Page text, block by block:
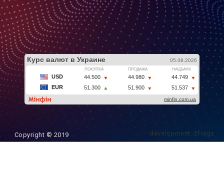
Copyright © 2019 development: 2frags